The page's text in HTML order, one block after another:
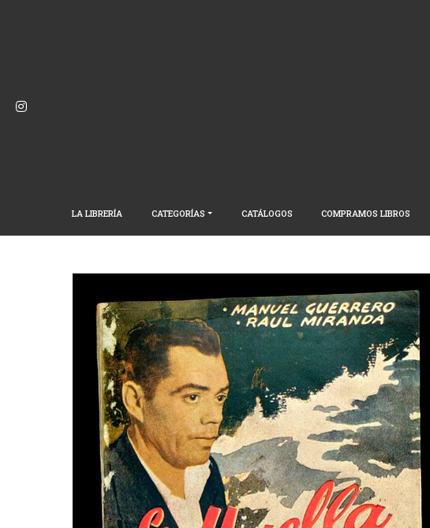
LA LIBRERÍA CATEGORÍAS CATÁLOGOS COMPRAMOS LIBROS